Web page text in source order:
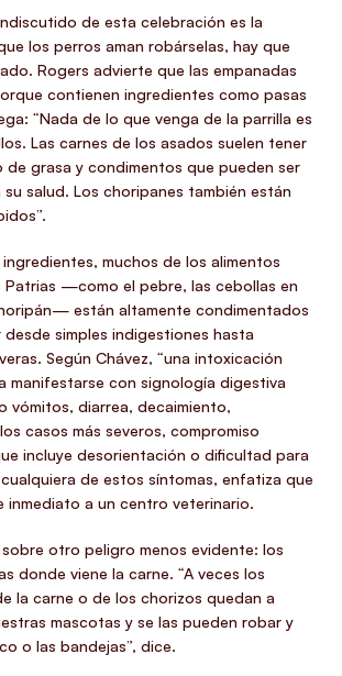
de esta celebración es la
los perros aman robárselas, hay que
Rogers advierte que las empanadas
contienen ingredientes como pasas
“Nada de lo que venga de la parrilla es
Las carnes de los asados suelen tener
grasa y condimentos que pueden ser
salud. Los choripanes también están
muchos de los alimentos
Patrias —como el pebre, las cebollas en
están altamente condimentados
simples indigestiones hasta
Según Chávez, “una intoxicación
manifestarse con signología digestiva
vómitos, diarrea, decaimiento,
casos más severos, compromiso
incluye desorientación o dificultad para
de estos síntomas, enfatiza que
inmediato a un centro veterinario.
otro peligro menos evidente: los
donde viene la carne. “A veces los
la carne o de los chorizos quedan a
mascotas y se las pueden robar y
o las bandejas”, dice.